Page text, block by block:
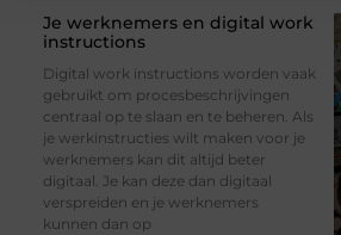
Je werknemers en digital work
instructions
Digital work instructions worden vaak
gebruikt om procesbeschrijvingen
centraal op te slaan en te beheren. Als
je werkinstructies wilt maken voor je
werknemers kan dit altijd beter
digitaal. Je kan deze dan digitaal
verspreiden en je werknemers
kunnen dan op